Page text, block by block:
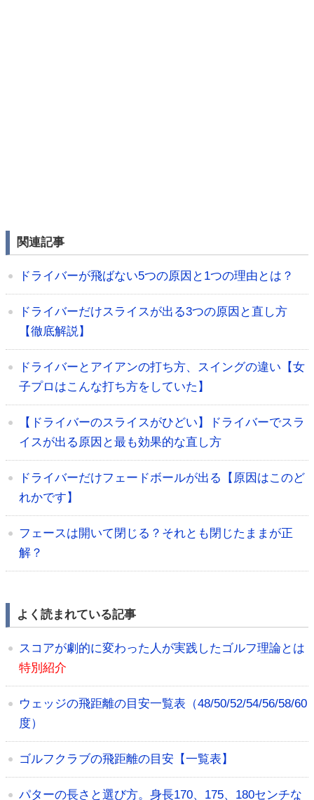
関連記事
ドライバーが飛ばない5つの原因と1つの理由とは？
ドライバーだけスライスが出る3つの原因と直し方
【徹底解説】
ドライバーとアイアンの打ち方、スイングの違い【女
子プロはこんな打ち方をしていた】
【ドライバーのスライスがひどい】ドライバーでスラ
イスが出る原因と最も効果的な直し方
ドライバーだけフェードボールが出る【原因はこのど
れかです】
フェースは開いて閉じる？それとも閉じたままが正
解？
よく読まれている記事
スコアが劇的に変わった人が実践したゴルフ理論とは
特別紹介
ウェッジの飛距離の目安一覧表（48/50/52/54/56/58/60
度）
ゴルフクラブの飛距離の目安【一覧表】
パターの長さと選び方。身長170、175、180センチな